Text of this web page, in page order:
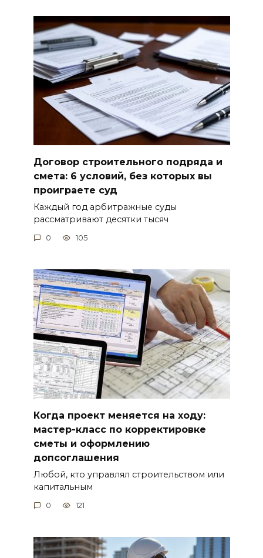
Договор строительного подряда и
смета: 6 условий, без которых вы
проиграете суд
Каждый год арбитражные суды
рассматривают десятки тысяч
0 105
Когда проект меняется на ходу:
мастер-класс по корректировке
сметы и оформлению
допсоглашения
Любой, кто управлял строительством или
капитальным
0 121